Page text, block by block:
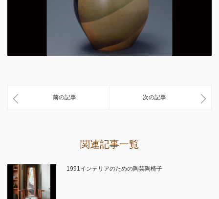
前の記事 次の記事
関連記事一覧
1991インテリアのための陶芸陶椅子